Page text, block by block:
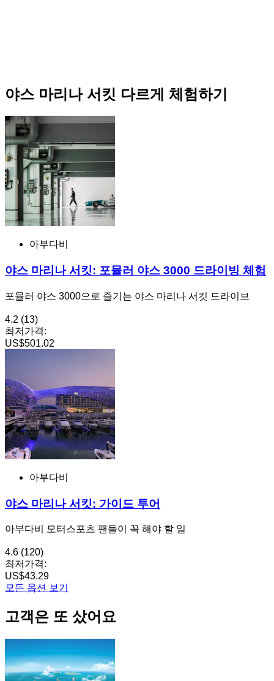
야스 마리나 서킷 다르게 체험하기
아부다비
야스 마리나 서킷: 포뮬러 야스 3000 드라이빙 체험
포뮬러 야스 3000으로 즐기는 야스 마리나 서킷 드라이브
4.2 (13)
최저가격:
US$501.02
아부다비
야스 마리나 서킷: 가이드 투어
아부다비 모터스포츠 팬들이 꼭 해야 할 일
4.6 (120)
최저가격:
US$43.29
모든 옵션 보기
고객은 또 샀어요